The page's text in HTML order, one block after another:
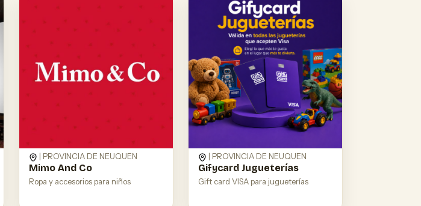
| PROVINCIA DE NEUQUEN
Mimo And Co
Ropa y accesorios para niños
| PROVINCIA DE NEUQUEN
Gifycard Jugueterías
Gift card VISA para jugueterías